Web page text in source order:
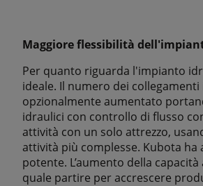
Maggiore flessibilità
Per quanto riguarda l'impianto
ideale. Il numero dei
opzionalmente aumentato
idraulici con controllo di flusso
attività con un solo attrezzo,
attività più complesse. Kubota
potente. L’aumento della
quale partire per accrescere